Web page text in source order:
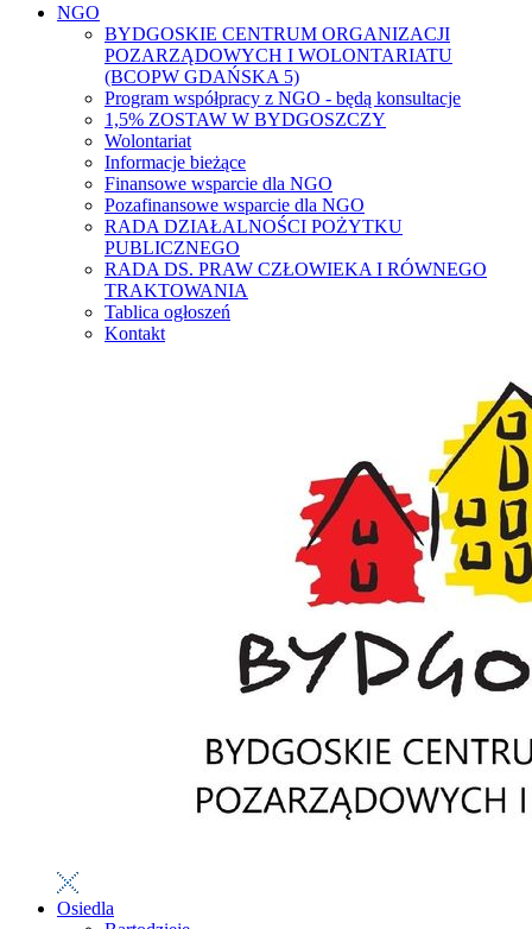
NGO
BYDGOSKIE CENTRUM ORGANIZACJI
POZARZĄDOWYCH I WOLONTARIATU
(BCOPW GDAŃSKA 5)
Program współpracy z NGO - będą konsultacje
1,5% ZOSTAW W BYDGOSZCZY
Wolontariat
Informacje bieżące
Finansowe wsparcie dla NGO
Pozafinansowe wsparcie dla NGO
RADA DZIAŁALNOŚCI POŻYTKU
PUBLICZNEGO
RADA DS. PRAW CZŁOWIEKA I RÓWNEGO
TRAKTOWANIA
Tablica ogłoszeń
Kontakt
Osiedla